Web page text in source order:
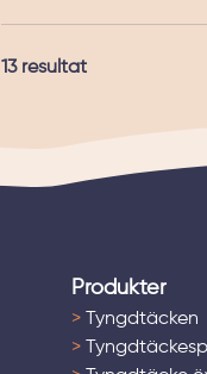
13resultat
Produkter
>Tyngdtäcken
>